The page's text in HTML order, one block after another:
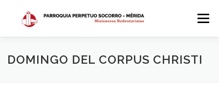
contenido
Menú
INICIO DÓNDE ESTAMOS HISTORIA
DOMINGO DEL CORPUS CHRISTI